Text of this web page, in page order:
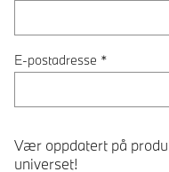
E-postadresse *
Vær oppdatert på
universet!